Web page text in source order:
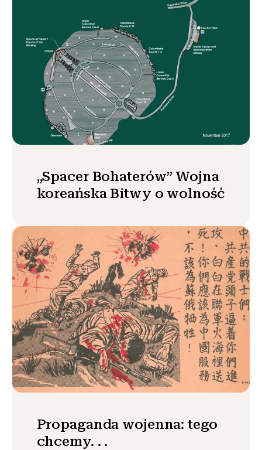
„Spacer Bohaterów” Wojna
koreańska Bitwy o wolność
Propaganda wojenna: tego
chcemy. . .